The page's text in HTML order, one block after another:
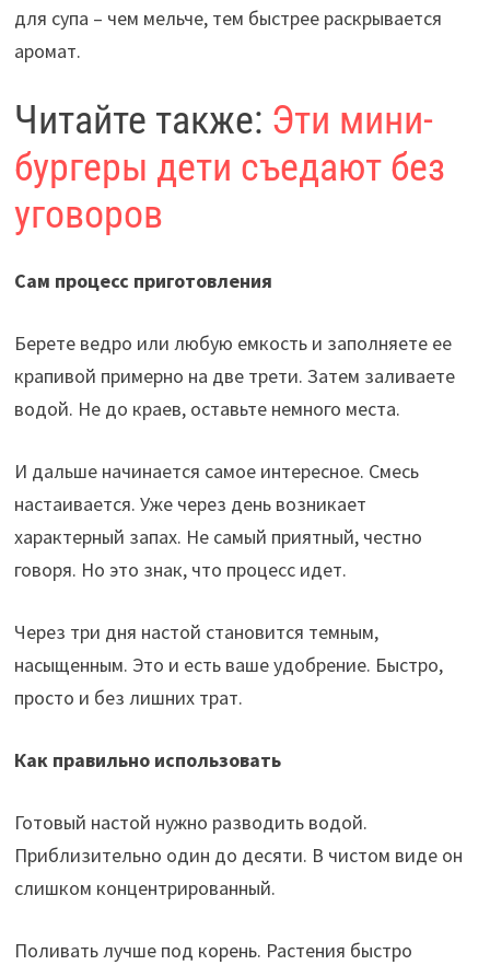
для супа – чем мельче, тем быстрее раскрывается
аромат.
Читайте также: Эти мини-
бургеры дети съедают без
уговоров
Сам процесс приготовления
Берете ведро или любую емкость и заполняете ее
крапивой примерно на две трети. Затем заливаете
водой. Не до краев, оставьте немного места.
И дальше начинается самое интересное. Смесь
настаивается. Уже через день возникает
характерный запах. Не самый приятный, честно
говоря. Но это знак, что процесс идет.
Через три дня настой становится темным,
насыщенным. Это и есть ваше удобрение. Быстро,
просто и без лишних трат.
Как правильно использовать
Готовый настой нужно разводить водой.
Приблизительно один до десяти. В чистом виде он
слишком концентрированный.
Поливать лучше под корень. Растения быстро